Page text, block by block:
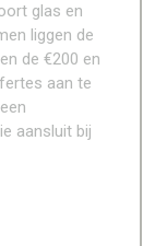
glas en
liggen de
de €200 en
aan te
aansluit bij